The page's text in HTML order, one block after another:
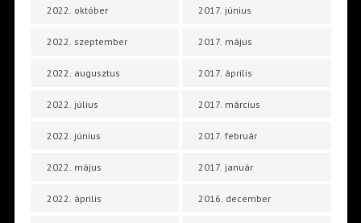
2022. október
2022. szeptember
2022. augusztus
2022. július
2022. június
2022. május
2022. április
2017. június
2017. május
2017. április
2017. március
2017. február
2017. január
2016. december